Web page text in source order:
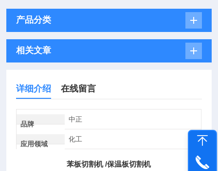
产品分类
相关文章
详细介绍 在线留言
品牌
中正
应用领域
化工
苯板切割机 /保温板切割机